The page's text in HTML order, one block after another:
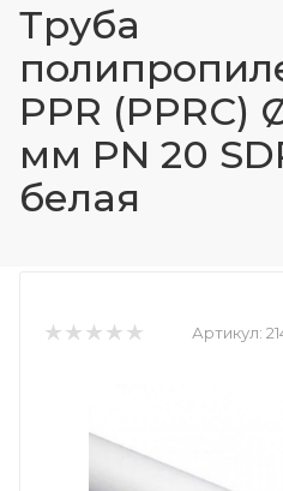
Труба
PPR (PPRC)
мм PN 20
белая
Артикул: